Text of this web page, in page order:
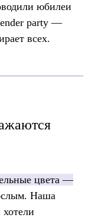
юбилеи
party —
всех.
цвета —
Наша